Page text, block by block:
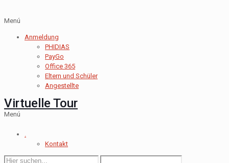
Menú
Anmeldung
PHIDIAS
PayGo
Office 365
Eltern und Schüler
Angestellte
Virtuelle Tour
Menú
.
Kontakt